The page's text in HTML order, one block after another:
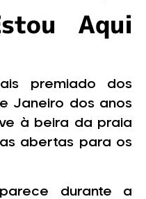
Aqui
premiado dos
Janeiro dos anos
à beira da praia
abertas para os
durante a